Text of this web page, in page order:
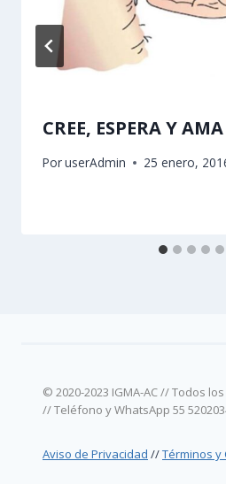
CREE, ESPERA Y AMA
PoruserAdmin 25 enero,
© 2020-2023 IGMA-AC // Todos
// Teléfono y WhatsApp 55
Aviso de Privacidad //Términos y